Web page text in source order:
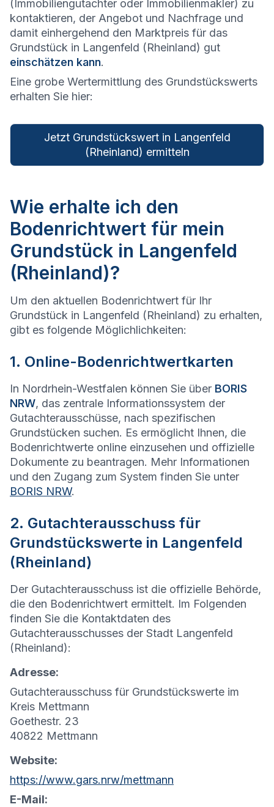
(Immobiliengutachter oder Immobilienmakler) zu
kontaktieren, der Angebot und Nachfrage und
damit einhergehend den Marktpreis für das
Grundstück in Langenfeld (Rheinland) gut
einschätzen kann.
Eine grobe Wertermittlung des Grundstückswerts
erhalten Sie hier:
Jetzt Grundstückswert in Langenfeld
(Rheinland) ermitteln
Wie erhalte ich den
Bodenrichtwert für mein
Grundstück in Langenfeld
(Rheinland)?
Um den aktuellen Bodenrichtwert für Ihr
Grundstück in Langenfeld (Rheinland) zu erhalten,
gibt es folgende Möglichlichkeiten:
1. Online-Bodenrichtwertkarten
In Nordrhein-Westfalen können Sie über BORIS
NRW, das zentrale Informationssystem der
Gutachterausschüsse, nach spezifischen
Grundstücken suchen. Es ermöglicht Ihnen, die
Bodenrichtwerte online einzusehen und offizielle
Dokumente zu beantragen. Mehr Informationen
und den Zugang zum System finden Sie unter
BORIS NRW.
2. Gutachterausschuss für
Grundstückswerte in Langenfeld
(Rheinland)
Der Gutachterausschuss ist die offizielle Behörde,
die den Bodenrichtwert ermittelt. Im Folgenden
finden Sie die Kontaktdaten des
Gutachterausschusses der Stadt Langenfeld
(Rheinland):
Adresse:
Gutachterausschuss für Grundstückswerte im
Kreis Mettmann
Goethestr. 23
40822 Mettmann
Website:
https://www.gars.nrw/mettmann
E-Mail: